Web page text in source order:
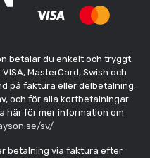
betalar du enkelt och tryggt.
MasterCard, Swish och
på faktura eller delbetalning.
och för alla kortbetalningar
här för mer information om
sv/
betalning via faktura efter